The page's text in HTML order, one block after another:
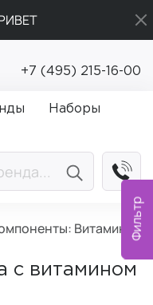
Фильтр
от 5 000₽
от 5 000₽
+7 (495) 215-16-00
Наборы
Витамин К
с витамином